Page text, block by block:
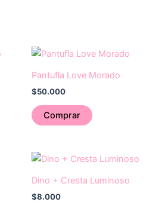
Pantufla Love Morado
$50.000
Comprar
Este
variantes.
se
elegir
Dino + Cresta Luminoso
$8.000